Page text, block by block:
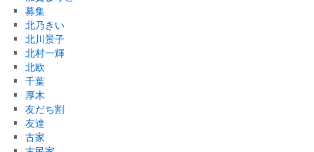
募集
北乃きい
北川景子
北村一輝
北欧
千葉
厚木
友だち割
友達
古家